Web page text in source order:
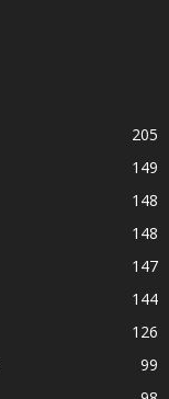
205
149
148
148
147
144
126
99